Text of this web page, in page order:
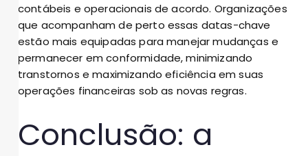
contábeis e operacionais de acordo. Organizações
que acompanham de perto essas datas-chave
estão mais equipadas para manejar mudanças e
permanecer em conformidade, minimizando
transtornos e maximizando eficiência em suas
operações financeiras sob as novas regras.
Conclusão: a